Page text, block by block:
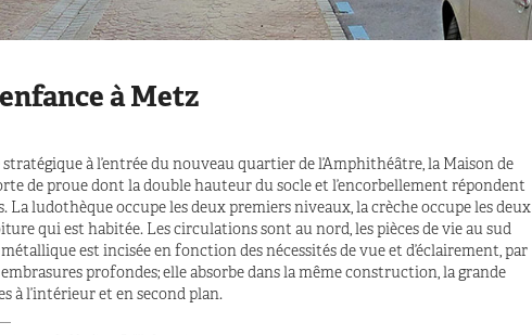
à Metz
à l’entrée du nouveau quartier de l’Amphithéâtre, la Maison de
de proue dont la double hauteur du socle et l’encorbellement répondent
La ludothèque occupe les deux premiers niveaux, la crèche occupe les deux
qui est habitée. Les circulations sont au nord, les pièces de vie au sud
est incisée en fonction des nécessités de vue et d’éclairement, par
profondes; elle absorbe dans la même construction, la grande
à l’intérieur et en second plan.​​​​​​​​​​​​​​​​​​